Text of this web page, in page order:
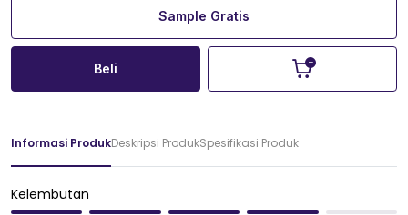
Sample Gratis
Beli
Informasi ProdukDeskripsi ProdukSpesifikasi Produk
Kelembutan